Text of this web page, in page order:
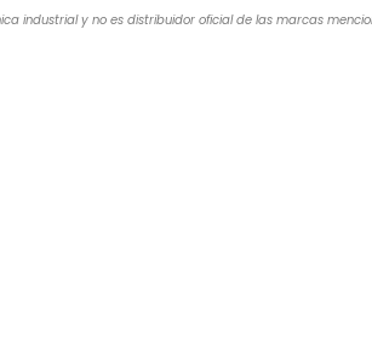
industrial y no es distribuidor oficial de las marcas